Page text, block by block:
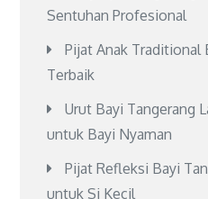
Sentuhan Profesional
Pijat Anak Traditional
Terbaik
Urut Bayi Tangerang
untuk Bayi Nyaman
Pijat Refleksi Bayi
untuk Si Kecil